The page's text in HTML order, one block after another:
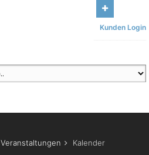
Unser Büro: Am Sonnenbühl 13,
Kunden Login
Veranstaltungen Kalender